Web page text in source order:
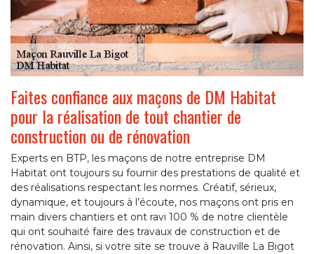
Faites confiance aux maçons de DM Habitat
pour la réalisation de tout chantier de
construction ou de rénovation
Experts en BTP, les maçons de notre entreprise DM
Habitat ont toujours su fournir des prestations de qualité et
des réalisations respectant les normes. Créatif, sérieux,
dynamique, et toujours à l’écoute, nos maçons ont pris en
main divers chantiers et ont ravi 100 % de notre clientèle
qui ont souhaité faire des travaux de construction et de
rénovation. Ainsi, si votre site se trouve à Rauville La Bigot